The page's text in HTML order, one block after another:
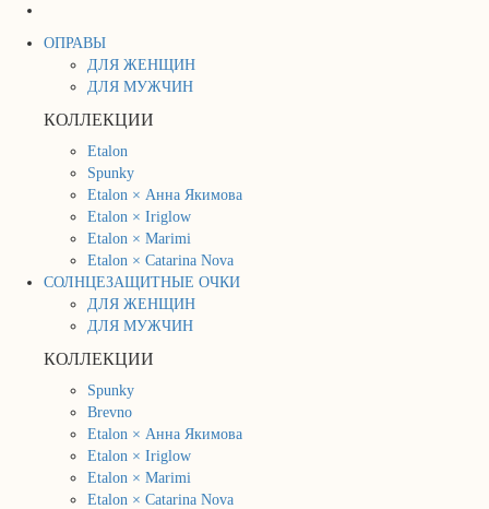
ОПРАВЫ
ДЛЯ ЖЕНЩИН
ДЛЯ МУЖЧИН
КОЛЛЕКЦИИ
Etalon
Spunky
Etalon × Анна Якимова
Etalon × Iriglow
Etalon × Marimi
Etalon × Catarina Nova
СОЛНЦЕЗАЩИТНЫЕ ОЧКИ
ДЛЯ ЖЕНЩИН
ДЛЯ МУЖЧИН
КОЛЛЕКЦИИ
Spunky
Brevno
Etalon × Анна Якимова
Etalon × Iriglow
Etalon × Marimi
Etalon × Catarina Nova